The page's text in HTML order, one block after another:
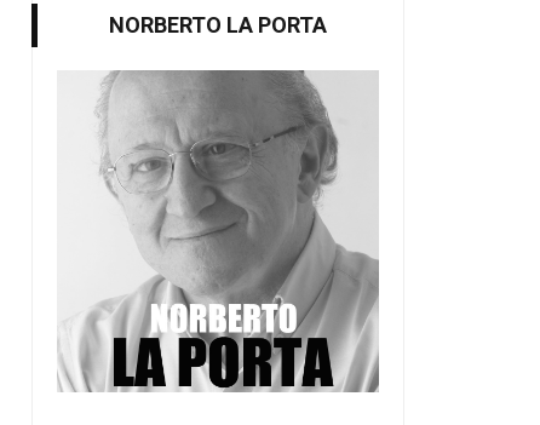
NORBERTO LA PORTA